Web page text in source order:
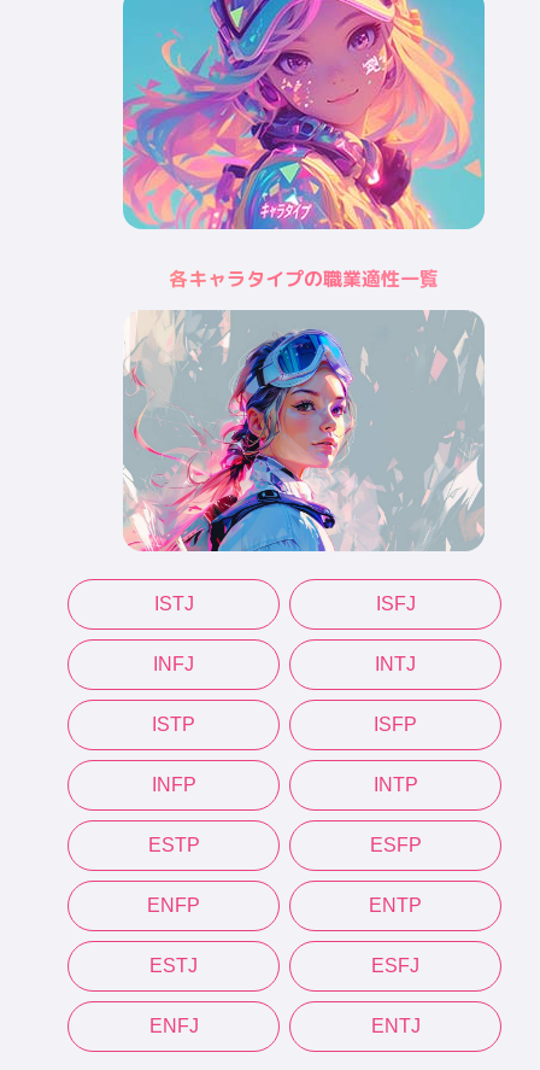
各キャラタイプの職業適性一覧
ISTJ ISFJ
INFJ INTJ
ISTP ISFP
INFP INTP
ESTP ESFP
ENFP ENTP
ESTJ ESFJ
ENFJ ENTJ